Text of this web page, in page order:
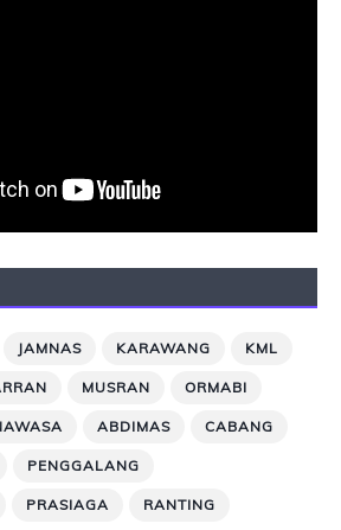
JAMNAS KARAWANG KML
MUSRAN ORMABI
ABDIMAS CABANG
PENGGALANG
PRASIAGA RANTING